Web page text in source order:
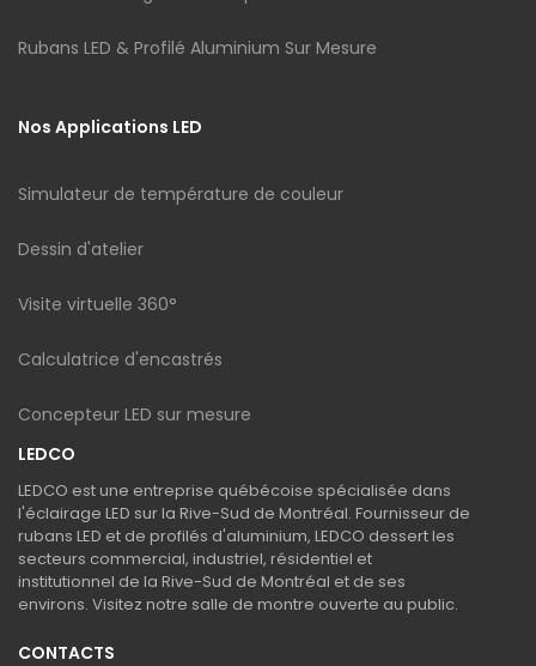
Rubans LED & Profilé Aluminium Sur Mesure
Nos Applications LED
Simulateur de température de couleur
Dessin d'atelier
Visite virtuelle 360°
Calculatrice d'encastrés
Concepteur LED sur mesure
LEDCO
LEDCO est une entreprise québécoise spécialisée dans
l'éclairage LED sur la Rive-Sud de Montréal. Fournisseur de
rubans LED et de profilés d'aluminium, LEDCO dessert les
secteurs commercial, industriel, résidentiel et
institutionnel de la Rive-Sud de Montréal et de ses
environs. Visitez notre salle de montre ouverte au public.
CONTACTS